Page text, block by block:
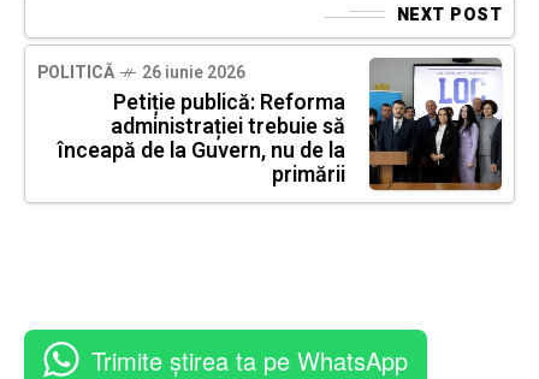
NEXT POST
POLITICĂ 26 iunie 2026
Petiție publică: Reforma
administrației trebuie să
înceapă de la Guvern, nu de la
primării
Trimite știrea ta pe WhatsApp